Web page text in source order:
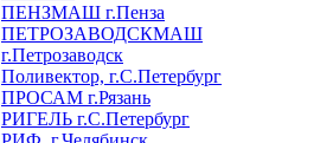
ПЕНЗМАШ г.Пенза
ПЕТРОЗАВОДСКМАШ
г.Петрозаводск
Поливектор, г.С.Петербург
ПРОСАМ г.Рязань
РИГЕЛЬ г.С.Петербург